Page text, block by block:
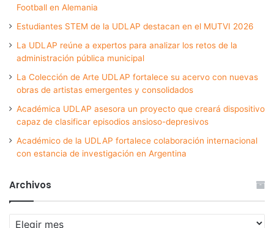
Football en Alemania
Estudiantes STEM de la UDLAP destacan en el MUTVI 2026
La UDLAP reúne a expertos para analizar los retos de la
administración pública municipal
La Colección de Arte UDLAP fortalece su acervo con nuevas
obras de artistas emergentes y consolidados
Académica UDLAP asesora un proyecto que creará dispositivo
capaz de clasificar episodios ansioso-depresivos
Académico de la UDLAP fortalece colaboración internacional
con estancia de investigación en Argentina
Archivos
Archivos